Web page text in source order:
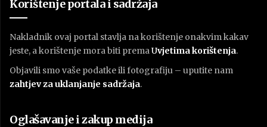
Korištenje portala i sadržaja
Nakladnik ovaj portal stavlja na korištenje onakvim kakav
jeste, a korištenje mora biti premaUvjetima korištenja.
Objavili smo vaše podatke ili fotografiju – uputite nam
zahtjev za uklanjanje sadržaja.
Oglašavanje i zakup medija